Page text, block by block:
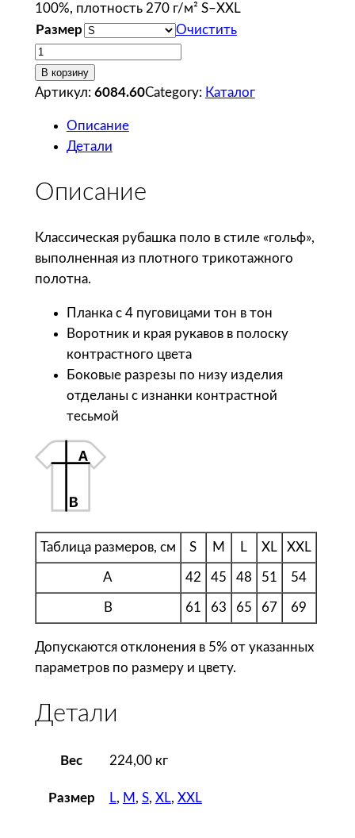
100%, плотность 270 г/м² S–XXL
Размер
Очистить
К
о
л
т
о
т
о
s
ш
п
о
л
ж
В корзину
Артикул: 6084.60Category: Каталог
Описание
Детали
Описание
Классическая рубашка поло в стиле «гольф»,
выполненная из плотного трикотажного
полотна.
Планка с 4 пуговицами тон в тон
Воротник и края рукавов в полоску
контрастного цвета
Боковые разрезы по низу изделия
отделаны с изнанки контрастной
тесьмой
Таблица размеров, см S M L XL XXL
A 42 45 48 51 54
B 61 63 65 67 69
Допускаются отклонения в 5% от указанных
параметров по размеру и цвету.
Детали
Вес 224,00 кг
Размер L, M , S, XL, XXL